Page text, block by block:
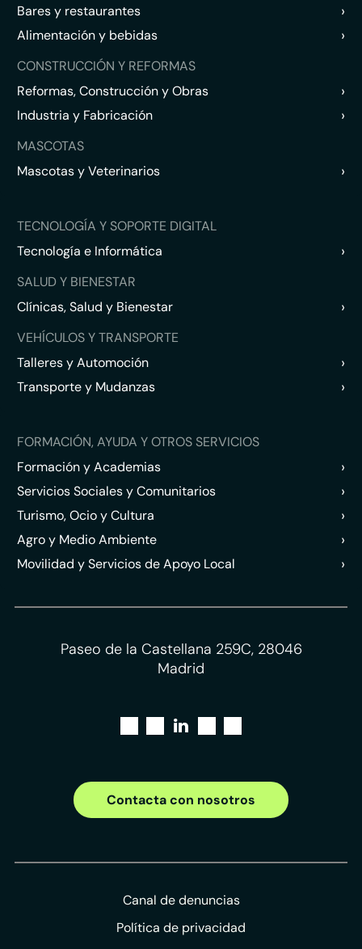
Bares y restaurantes
›
Alimentación y bebidas ›
CONSTRUCCIÓN Y REFORMAS
Reformas, Construcción y Obras
›
Industria y Fabricación ›
MASCOTAS
Mascotas y Veterinarios
›
TECNOLOGÍA Y SOPORTE DIGITAL
Tecnología e Informática
›
SALUD Y BIENESTAR
Clínicas, Salud y Bienestar
›
VEHÍCULOS Y TRANSPORTE
Talleres y Automoción
›
Transporte y Mudanzas ›
FORMACIÓN, AYUDA Y OTROS SERVICIOS
Formación y Academias
›
Servicios Sociales y Comunitarios ›
Turismo, Ocio y Cultura ›
Agro y Medio Ambiente ›
Movilidad y Servicios de Apoyo Local ›
Paseo de la Castellana 259C, 28046
Madrid
Contacta con nosotros
Canal de denuncias
Política de privacidad